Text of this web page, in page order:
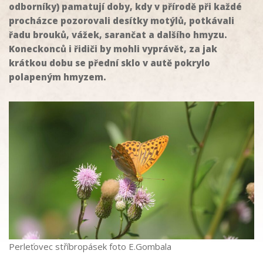
odborníky) pamatují doby, kdy v přírodě při každé
procházce pozorovali desítky motýlů, potkávali
řadu brouků, vážek, sarančat a dalšího hmyzu.
Koneckonců i řidiči by mohli vyprávět, za jak
krátkou dobu se přední sklo v autě pokrylo
polapeným hmyzem.
Perleťovec stříbropásek foto E.Gombala